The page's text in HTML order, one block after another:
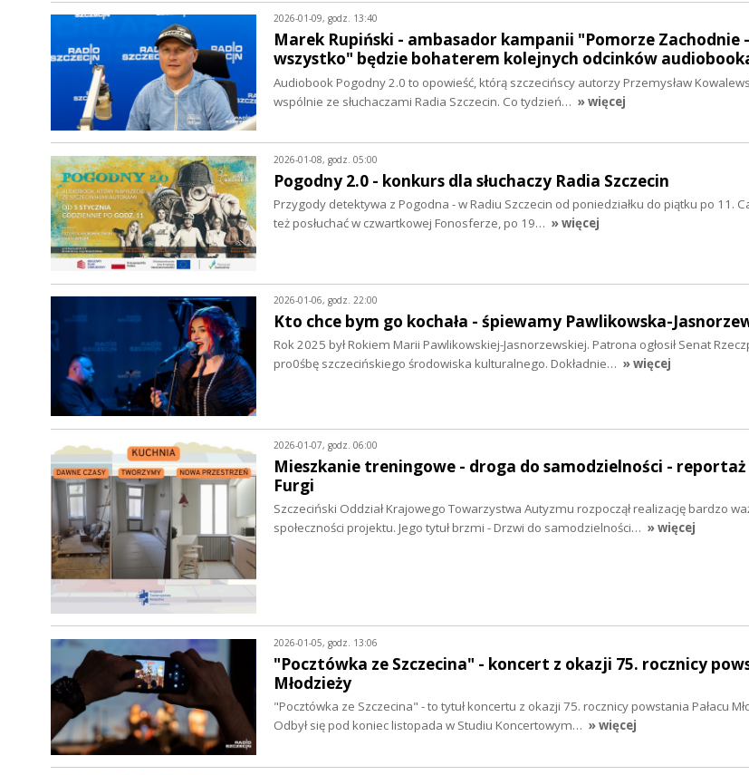
2026-01-09, godz. 13:40
Marek Rupiński - ambasador kampanii "Pomorze Zachodnie
wszystko" będzie bohaterem kolejnych odcinków
Audiobook Pogodny 2.0 to opowieść, którą szczecińscy autorzy Przemysław
wspólnie ze słuchaczami Radia Szczecin. Co tydzień… » więcej
2026-01-08, godz. 05:00
Pogodny 2.0 - konkurs dla słuchaczy Radia Szczecin
Przygody detektywa z Pogodna - w Radiu Szczecin od poniedziałku do piątku po 11.
też posłuchać w czwartkowej Fonosferze, po 19… » więcej
2026-01-06, godz. 22:00
Kto chce bym go kochała - śpiewamy Pawlikowska-
Rok 2025 był Rokiem Marii Pawlikowskiej-Jasnorzewskiej. Patrona ogłosił Senat
pro0śbę szczecińskiego środowiska kulturalnego. Dokładnie… » więcej
2026-01-07, godz. 06:00
Mieszkanie treningowe - droga do samodzielności -
Furgi
Szczeciński Oddział Krajowego Towarzystwa Autyzmu rozpoczął realizację bardzo
społeczności projektu. Jego tytuł brzmi - Drzwi do samodzielności… » więcej
2026-01-05, godz. 13:06
"Pocztówka ze Szczecina" - koncert z okazji 75. rocznicy
Młodzieży
"Pocztówka ze Szczecina" - to tytuł koncertu z okazji 75. rocznicy powstania Pałacu
Odbył się pod koniec listopada w Studiu Koncertowym… » więcej